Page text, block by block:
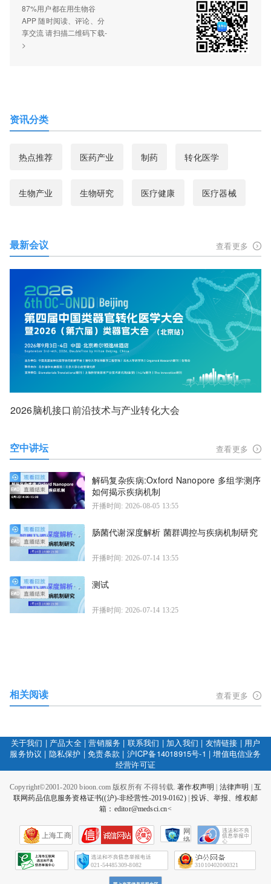
87%用户都在用生物谷
APP 随时阅读、评论、分
享交流 请扫描二维码下载-
>
资讯分类
热点推荐 医药产业 制药 转化医学
生物产业 生物研究 医疗健康 医疗器械
最新会议 查看更多
2026脑机接口前沿技术与产业转化大会
空中讲坛 查看更多
解码复杂疾病:Oxford Nanopore 多组学测序
如何揭示疾病机制
开播时间: 2026-08-05 13:55
肠菌代谢深度解析 菌群调控与疾病机制研究
开播时间: 2026-07-14 13:55
测试
开播时间: 2026-07-14 13:25
相关阅读 查看更多
关于我们 | 产品大全|营销服务 | 联系我们 | 加入我们 | 友情链接 | 用户
服务协议 | 隐私保护 |免责条款 | 沪ICP备14018915号-1 |增值电信业务
经营许可证
Copyright©2001-2020 bioon.com 版权所有 不得转载.著作权声明 | 法律声明 | 互
联网药品信息服务资格证书((沪)-非经营性-2019-0162)|投诉、举报、维权邮
箱：editor@medsci.cn<
上海工商
网
络
会
征
021-54485309-8082 31010402000321